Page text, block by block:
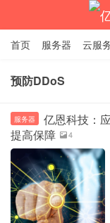
首页 服务器 云服
预防DDoS
服务器
亿恩科技：
提高保障
4